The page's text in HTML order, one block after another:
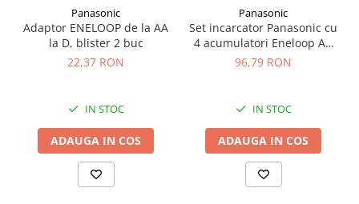
Panouri portabile
Racire/Incalzire
Statii energie portabile
Intrerupatoare si prize
Dulapuri pentru cablare
Panasonic
Adaptor ENELOOP de la AA
la D, blister 2 buc
22,37 RON
IN STOC
ADAUGA IN COS
Panasonic
Set incarcator Panasonic cu
4 acumulatori Eneloop AA
min 1900mah (K-
96,79 RON
IN STOC
ADAUGA IN COS